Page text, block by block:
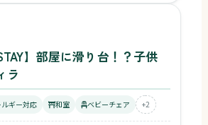
】部屋に滑り台！？子供
ラ
ルギー対応 和室 ベビーチェア +2